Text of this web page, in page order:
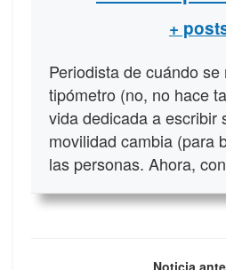
+
Periodista de cuándo
tipómetro (no, no hace
vida dedicada a escribir
movilidad cambia (para
las personas. Ahora,